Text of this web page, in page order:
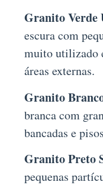
Granito Verde
escura com
muito utilizado
áreas externas.
Granito
branca com
bancadas e
Granito Preto
pequenas